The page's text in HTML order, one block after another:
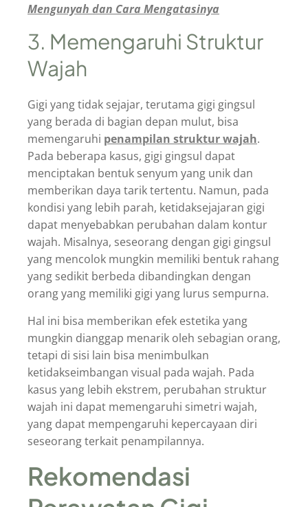
Mengunyah dan Cara Mengatasinya
3. Memengaruhi Struktur
Wajah
Gigi yang tidak sejajar, terutama gigi gingsul
yang berada di bagian depan mulut, bisa
memengaruhi penampilan struktur wajah.
Pada beberapa kasus, gigi gingsul dapat
menciptakan bentuk senyum yang unik dan
memberikan daya tarik tertentu. Namun, pada
kondisi yang lebih parah, ketidaksejajaran gigi
dapat menyebabkan perubahan dalam kontur
wajah. Misalnya, seseorang dengan gigi gingsul
yang mencolok mungkin memiliki bentuk rahang
yang sedikit berbeda dibandingkan dengan
orang yang memiliki gigi yang lurus sempurna.
Hal ini bisa memberikan efek estetika yang
mungkin dianggap menarik oleh sebagian orang,
tetapi di sisi lain bisa menimbulkan
ketidakseimbangan visual pada wajah. Pada
kasus yang lebih ekstrem, perubahan struktur
wajah ini dapat memengaruhi simetri wajah,
yang dapat mempengaruhi kepercayaan diri
seseorang terkait penampilannya.
Rekomendasi